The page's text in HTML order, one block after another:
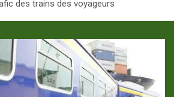
des trains des voyageurs